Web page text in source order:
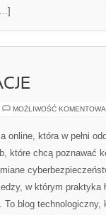
MOŻLIWOŚĆ
online, która w pełni
które chcą poznawać
w którym praktyka
blog